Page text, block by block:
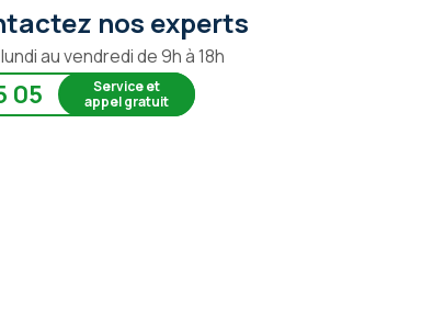
nos experts
au vendredi de 9h à 18h
05
Service et
appel gratuit